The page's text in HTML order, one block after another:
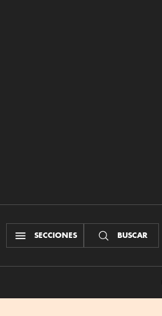
SECCIONES BUSCAR